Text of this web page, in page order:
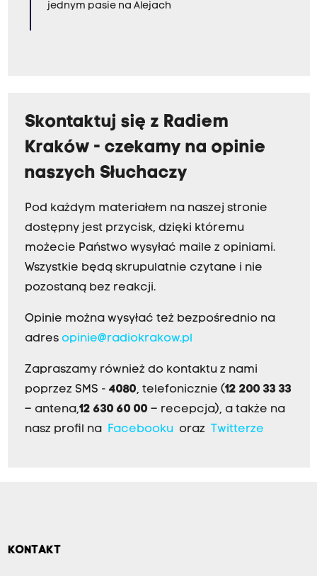
jednym pasie na Alejach
Skontaktuj się z Radiem
Kraków - czekamy na opinie
naszych Słuchaczy
Pod każdym materiałem na naszej stronie
dostępny jest przycisk, dzięki któremu
możecie Państwo wysyłać maile z opiniami.
Wszystkie będą skrupulatnie czytane i nie
pozostaną bez reakcji.
Opinie można wysyłać też bezpośrednio na
adres opinie@radiokrakow.pl
Zapraszamy również do kontaktu z nami
poprzez SMS - 4080, telefonicznie (12 200 33 33
– antena,12 630 60 00 – recepcja), a także na
nasz profil na
Facebookuoraz Twitterze
KONTAKT